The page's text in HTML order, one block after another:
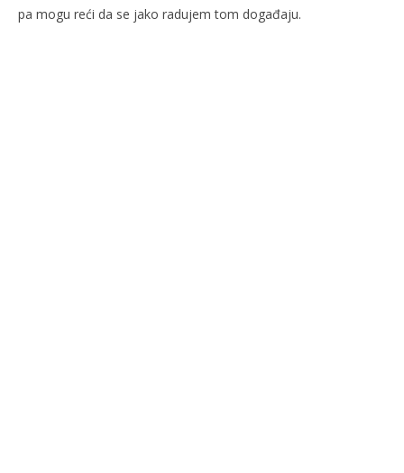
pa mogu reći da se jako radujem tom događaju.